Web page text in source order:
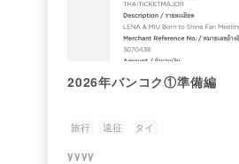
2026年バンコク①準備編
旅行 遠征 タイ
yyyy